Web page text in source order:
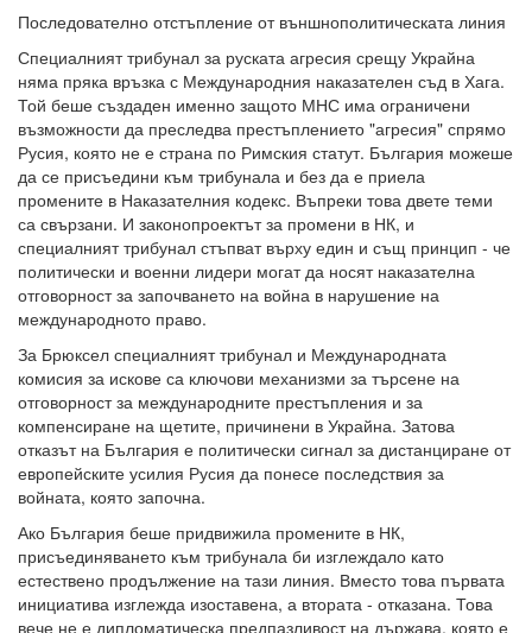
Последователно отстъпление от външнополитическата линия
Специалният трибунал за руската агресия срещу Украйна
няма пряка връзка с Международния наказателен съд в Хага.
Той беше създаден именно защото МНС има ограничени
възможности да преследва престъплението "агресия" спрямо
Русия, която не е страна по Римския статут. България можеше
да се присъедини към трибунала и без да е приела
промените в Наказателния кодекс. Въпреки това двете теми
са свързани. И законопроектът за промени в НК, и
специалният трибунал стъпват върху един и същ принцип - че
политически и военни лидери могат да носят наказателна
отговорност за започването на война в нарушение на
международното право.
За Брюксел специалният трибунал и Международната
комисия за искове са ключови механизми за търсене на
отговорност за международните престъпления и за
компенсиране на щетите, причинени в Украйна. Затова
отказът на България е политически сигнал за дистанциране от
европейските усилия Русия да понесе последствия за
войната, която започна.
Ако България беше придвижила промените в НК,
присъединяването към трибунала би изглеждало като
естествено продължение на тази линия. Вместо това първата
инициатива изглежда изоставена, а втората - отказана. Това
вече не е дипломатическа предпазливост на държава, която е